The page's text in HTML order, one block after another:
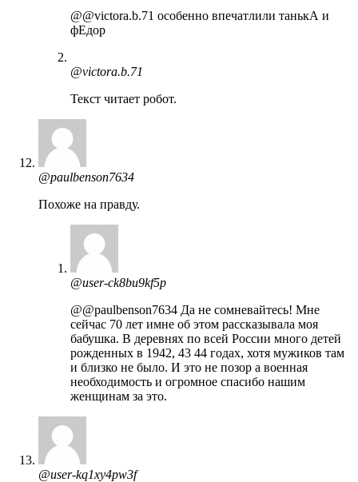
@@victora.b.71 особенно впечатлили танькА и
фЕдор
@victora.b.71
Текст читает робот.
@paulbenson7634
Похоже на правду.
@user-ck8bu9kf5p
@@paulbenson7634 Да не сомневайтесь! Мне
сейчас 70 лет имне об этом рассказывала моя
бабушка. В деревнях по всей России много детей
рожденных в 1942, 43 44 годах, хотя мужиков там
и близко не было. И это не позор а военная
необходимость и огромное спасибо нашим
женщинам за это.
@user-kq1xy4pw3f